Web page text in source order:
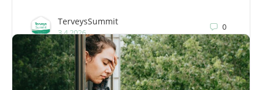
TerveysSummit
3.4.2026
0